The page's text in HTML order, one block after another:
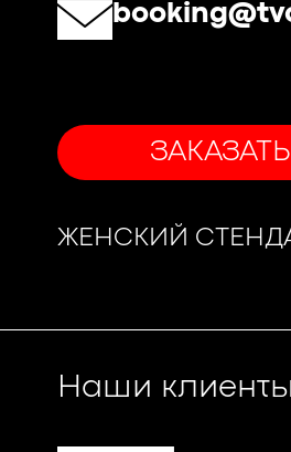
ЖЕНСКИЙ
Наши клиенты